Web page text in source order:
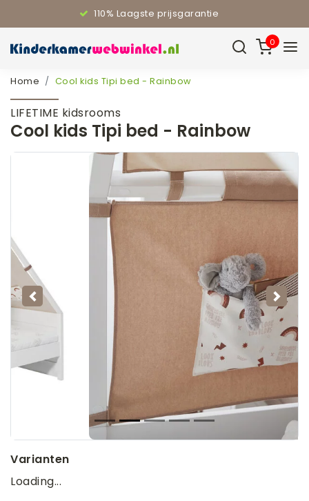
110% Laagste prijsgarantie
0
Home Cool kids Tipi bed - Rainbow
LIFETIME kidsrooms
Cool kids Tipi bed - Rainbow
Vorige
Varianten
Loading...